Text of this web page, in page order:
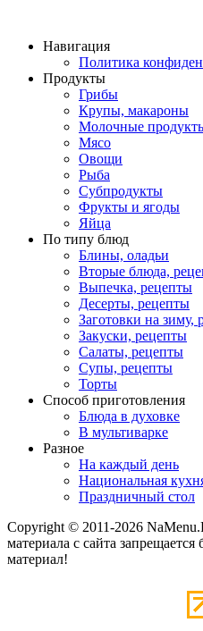
Навигация
Политика
Продукты
Грибы
Крупы, макароны
Молочные
Мясо
Овощи
Рыба
Субпродукты
Фрукты и ягоды
Яйца
По типу блюд
Блины, оладьи
Вторые блюда,
Выпечка, рецепты
Десерты, рецепты
Заготовки на зиму,
Закуски, рецепты
Салаты, рецепты
Супы, рецепты
Торты
Способ приготовления
Блюда в духовке
В мультиварке
Разное
На каждый день
Национальная
Праздничный стол
Copyright © 2011-2026
материала с сайта
материал!